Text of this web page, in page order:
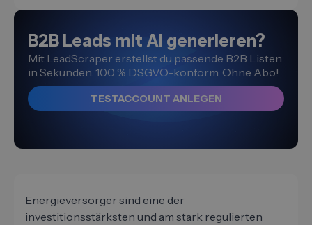
B2B Leads mit AI generieren?
Mit LeadScraper erstellst du passende B2B Listen
in Sekunden. 100 % DSGVO-konform. Ohne Abo!
TESTACCOUNT ANLEGEN
Energieversorger sind eine der
investitionsstärksten und am stark regulierten